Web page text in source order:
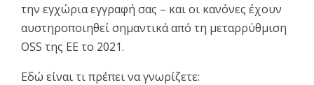
την εγχώρια εγγραφή σας – και οι κανόνες έχουν
αυστηροποιηθεί σημαντικά από τη μεταρρύθμιση
OSS της ΕΕ το 2021.
Εδώ είναι τι πρέπει να γνωρίζετε: